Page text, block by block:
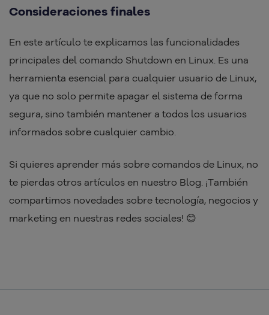
Consideraciones finales
En este artículo te explicamos las funcionalidades
principales del comando Shutdown en Linux. Es una
herramienta esencial para cualquier usuario de Linux,
ya que no solo permite apagar el sistema de forma
segura, sino también mantener a todos los usuarios
informados sobre cualquier cambio.
Si quieres aprender más sobre comandos de Linux, no
te pierdas otros artículos en nuestro Blog. ¡También
compartimos novedades sobre tecnología, negocios y
marketing en nuestras redes sociales! 😊